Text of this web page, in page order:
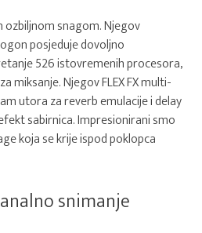
ozbiljnom snagom. Njegov
posjeduje dovoljno
526 istovremenih procesora,
miksanje. Njegov FLEX FX multi-
utora za reverb emulacije i delay
sabirnica. Impresionirani smo
koja se krije ispod poklopca
snimanje